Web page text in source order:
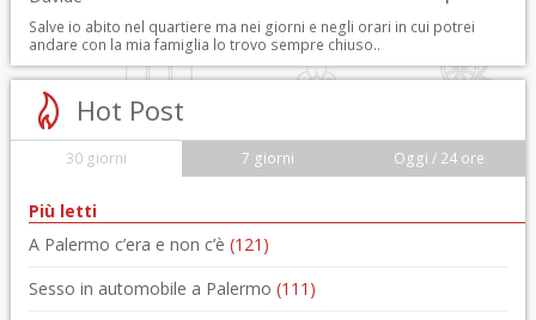
Salve io abito nel quartiere ma nei giorni e negli orari in cui potrei
andare con la mia famiglia lo trovo sempre chiuso..
Hot Post
30 giorni 7 giorni Oggi / 24 ore
Più letti
A Palermo c’era e non c’è (121)
Sesso in automobile a Palermo (111)